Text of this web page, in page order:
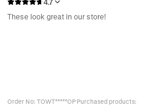
These look great in our store!
Order No: TOWT*****OP Purchased products: